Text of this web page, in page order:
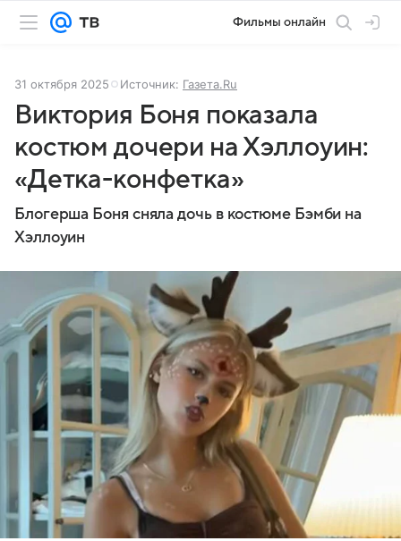
Фильмы онлайн
31 октября 2025 Источник: Газета.Ru
Виктория Боня показала
костюм дочери на Хэллоуин:
«Детка-конфетка»
Блогерша Боня сняла дочь в костюме Бэмби на
Хэллоуин